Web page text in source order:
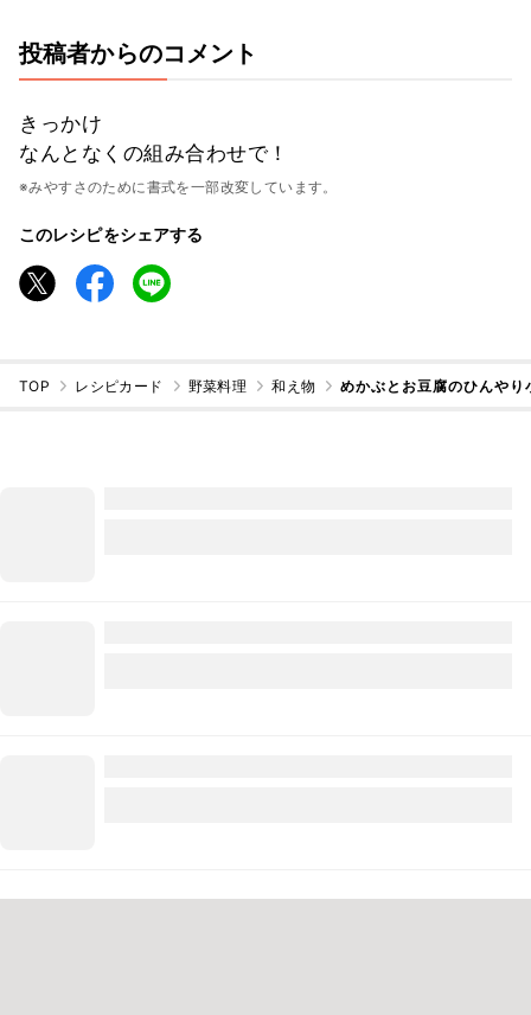
投稿者からのコメント
きっかけ
なんとなくの組み合わせで！
※みやすさのために書式を一部改変しています。
このレシピをシェアする
TOP レシピカード 野菜料理 和え物 めかぶとお豆腐のひんや